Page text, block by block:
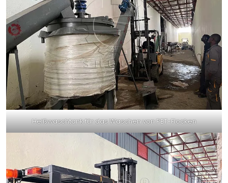
Heißwaschtank für das Waschen von PET-Flocken